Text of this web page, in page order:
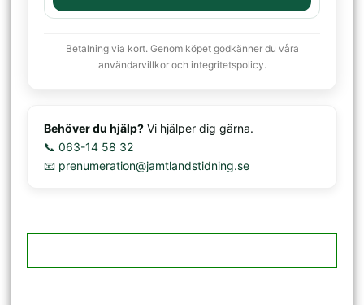
Betalning via kort. Genom köpet godkänner du våra
användarvillkor och integritetspolicy.
Behöver du hjälp? Vi hjälper dig gärna.
📞 063-14 58 32
📧 prenumeration@jamtlandstidning.se